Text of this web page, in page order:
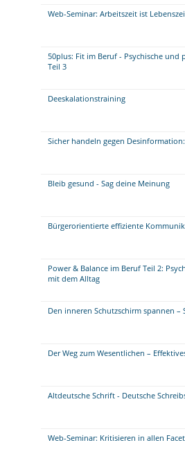
Web-Seminar: Arbeitszeit ist
50plus: Fit im Beruf - Psychische
Teil 3
Deeskalationstraining
Sicher handeln gegen
Bleib gesund - Sag deine Meinung
Bürgerorientierte effiziente
Power & Balance im Beruf Teil 2:
mit dem Alltag
Den inneren Schutzschirm spannen –
Der Weg zum Wesentlichen –
Altdeutsche Schrift - Deutsche
Web-Seminar: Kritisieren in allen